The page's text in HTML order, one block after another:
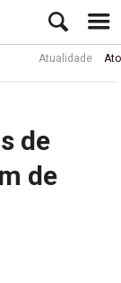
Atualidade Ator Rui
de
de